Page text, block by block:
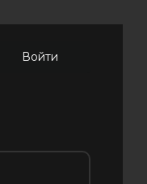
Войти